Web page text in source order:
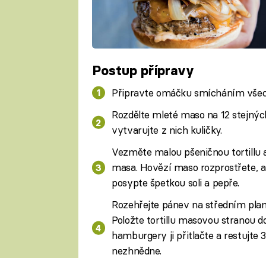
Postup přípravy
Připravte omáčku smícháním
Rozdělte mleté maso na 12
vytvarujte z nich kuličky.
Vezměte malou pšeničnou tortillu
masa. Hovězí maso rozprostřete,
posypte špetkou soli a pepře.
Rozehřejte pánev na středním
Položte tortillu masovou stranou
hamburgery ji přitlačte a restujte
nezhnědne.